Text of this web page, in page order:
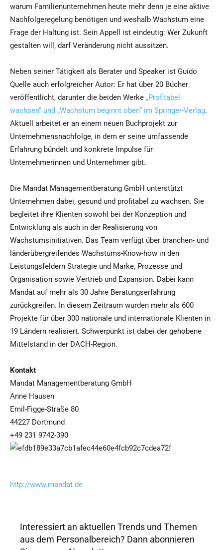
warum Familienunternehmen heute mehr denn je eine aktive
Nachfolgeregelung benötigen und weshalb Wachstum eine
Frage der Haltung ist. Sein Appell ist eindeutig: Wer Zukunft
gestalten will, darf Veränderung nicht aussitzen.
Neben seiner Tätigkeit als Berater und Speaker ist Guido
Quelle auch erfolgreicher Autor: Er hat über 20 Bücher
veröffentlicht, darunter die beiden Werke „Profitabel
wachsen“ und „Wachstum beginnt oben“ im Springer-Verlag.
Aktuell arbeitet er an einem neuen Buchprojekt zur
Unternehmensnachfolge, in dem er seine umfassende
Erfahrung bündelt und konkrete Impulse für
Unternehmerinnen und Unternehmer gibt.
Die Mandat Managementberatung GmbH unterstützt
Unternehmen dabei, gesund und profitabel zu wachsen. Sie
begleitet ihre Klienten sowohl bei der Konzeption und
Entwicklung als auch in der Realisierung von
Wachstumsinitiativen. Das Team verfügt über branchen- und
länderübergreifendes Wachstums-Know-how in den
Leistungsfeldern Strategie und Marke, Prozesse und
Organisation sowie Vertrieb und Expansion. Dabei kann
Mandat auf mehr als 30 Jahre Beratungserfahrung
zurückgreifen. In diesem Zeitraum wurden mehr als 600
Projekte für über 300 nationale und internationale Klienten in
19 Ländern realisiert. Schwerpunkt ist dabei der gehobene
Mittelstand in der DACH-Region.
Kontakt
Mandat Managementberatung GmbH
Anne Hausen
Emil-Figge-Straße 80
44227 Dortmund
+49 231 9742-390
http://www.mandat.de
Interessiert an aktuellen Trends und Themen
aus dem Personalbereich? Dann abonnieren